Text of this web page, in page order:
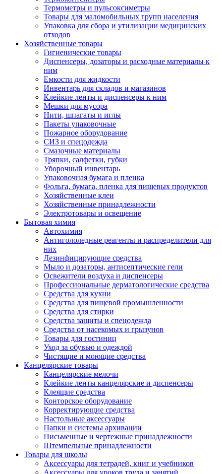
Термометры и пульсоксиметры
Товары для маломобильных групп населения
Упаковка для сбора и утилизации медицинских
отходов
Хозяйственные товары
Гигиенические товары
Диспенсеры, дозаторы и расходные материалы к
ним
Емкости для жидкости
Инвентарь для складов и магазинов
Клейкие ленты и диспенсеры к ним
Мешки для мусора
Нити, шпагаты и иглы
Пакеты упаковочные
Пожарное оборудование
СИЗ и спецодежда
Смазочные материалы
Тряпки, салфетки, губки
Уборочный инвентарь
Упаковочная бумага и пленка
Фольга, бумага, пленка для пищевых продуктов
Хозяйственные клеи
Хозяйственные принадлежности
Электротовары и освещение
Бытовая химия
Автохимия
Антигололедные реагенты и распределители для
них
Дезинфицирующие средства
Мыло и дозаторы, антисептические гели
Освежители воздуха и диспенсеры
Профессиональные дерматологические средства
Средства для кухни
Средства для пищевой промышленности
Средства для стирки
Средства защиты и спецодежда
Средства от насекомых и грызунов
Товары для гостиниц
Уход за обувью и одеждой
Чистящие и моющие средства
Канцелярские товары
Канцелярские мелочи
Клейкие ленты канцелярские и диспенсеры
Клеящие средства
Конторское оборудование
Корректирующие средства
Настольные аксессуары
Папки и системы архивации
Письменные и чертежные принадлежности
Штемпельные принадлежности
Товары для школы
Аксессуары для тетрадей, книг и учебников
Аксессуары для уроков труда и занятий